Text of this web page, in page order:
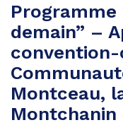
Programme
demain” –
Montceau,
Montchanin